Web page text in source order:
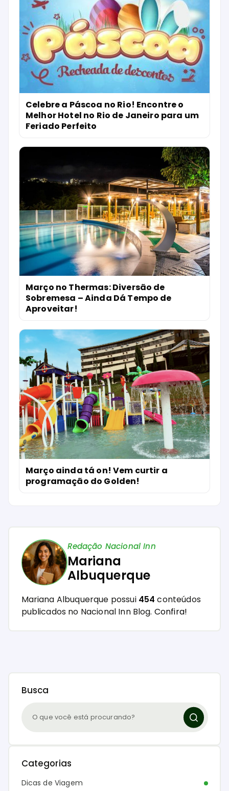
mentes inquietas e uma comunidade
criativa pronta para reinventar o agora.
🎯 Você pode se interessar:
Celebre a Páscoa no Rio! Encontre o
Melhor Hotel no Rio de Janeiro para um
Feriado Perfeito
Março no Thermas: Diversão de
Sobremesa – Ainda Dá Tempo de
Aproveitar!
Março ainda tá on! Vem curtir a
Albuquerque